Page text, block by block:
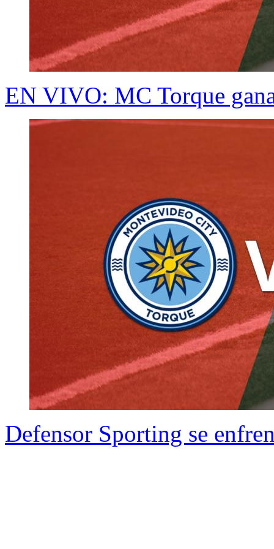
EN VIVO: MC Torque
Defensor Sporting se